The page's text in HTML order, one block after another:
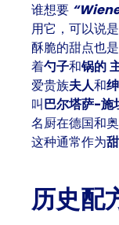
谁想要
用它，可以说
酥脆的甜点也
着勺子和锅的
爱贵族夫人和
叫巴尔塔萨-
名厨在德国和
这种通常作为
历史配